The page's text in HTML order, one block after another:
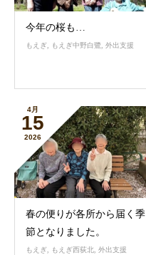
今年の桜も…
もえぎ, もえぎ中野白鷺, 外出支援
4月
15
2026
春の便りが各所から届く季
節となりました。
もえぎ, もえぎ西荻北, 外出支援